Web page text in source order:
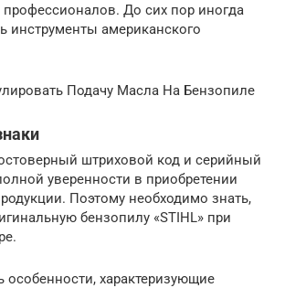
До сих пор иногда
инструменты американского
Подачу Масла На Бензопиле
штриховой код и серийный
уверенности в приобретении
Поэтому необходимо знать,
бензопилу «STIHL» при
особенности, характеризующие